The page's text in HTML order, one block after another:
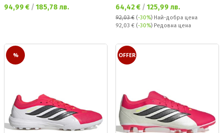
Текуща цена:
94,99 € / 185,78 лв. Текуща цена:
64,42 € / 125,99 лв.
92,03 € (-30%) Най-добра цена
Редовна цена:
92,03 € (-30%) Редовна цена
% OFFER